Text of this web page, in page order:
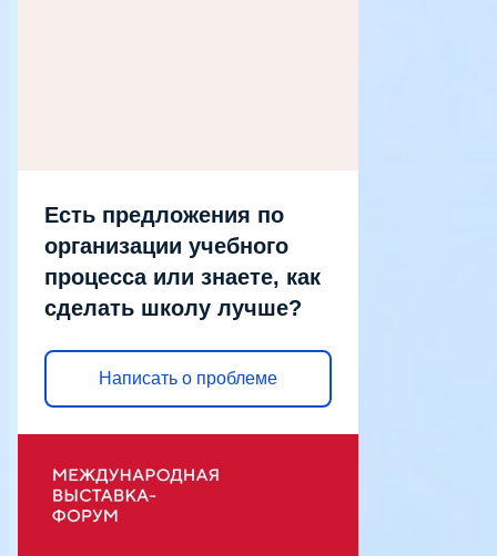
Есть предложения по
организации учебного
процесса или знаете, как
сделать школу лучше?
Написать о проблеме